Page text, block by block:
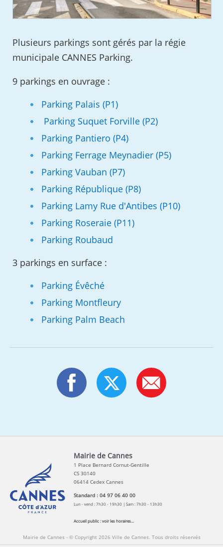
Plusieurs parkings sont gérés par la régie
municipale CANNES Parking.
9 parkings en ouvrage :
Parking Palais (P1)
Parking Suquet Forville (P2)
Parking Pantiero (P4)
Parking Ferrage Meynadier (P5)
Parking Vauban (P7)
Parking République (P8)
Parking Lamy Rue d'Antibes (P10)
Parking Roseraie (P11)
Parking Roubaud
3 parkings en surface :
Parking Évêché
Parking Montfleury
Parking Palm Beach
Mairie de Cannes
1 Place Bernard Cornut-Gentille
CS 30140
06414 Cedex Cannes
Standard : 04 97 06 40 00
Lun - vend : 7h30 - 19h30 | Sam : 7h30 - 13h30
Accueil public :voir les horaires...
Mairie de Cannes - © Copyright 2026 Ville de Cannes. Tous droits réservés